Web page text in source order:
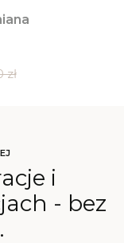
zł
i
- bez